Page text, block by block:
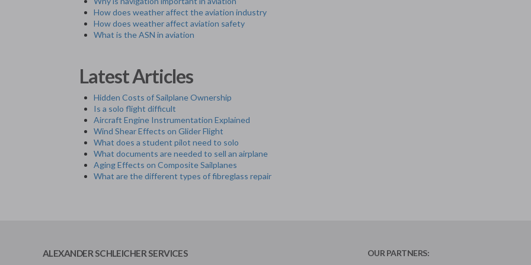
How does weather affect the aviation industry
How does weather affect aviation safety
What is the ASN in aviation
Latest Articles
Hidden Costs of Sailplane Ownership
Is a solo flight difficult
Aircraft Engine Instrumentation Explained
Wind Shear Effects on Glider Flight
What does a student pilot need to solo
What documents are needed to sell an airplane
Aging Effects on Composite Sailplanes
What are the different types of fibreglass repair
ALEXANDER SCHLEICHER SERVICES OUR PARTNERS: